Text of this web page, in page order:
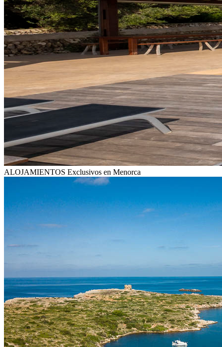
ALOJAMIENTOS Exclusivos en Menorca